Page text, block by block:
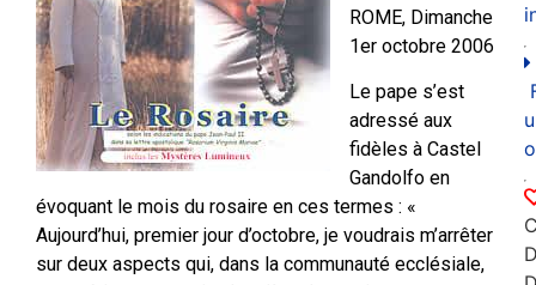
ROME, Dimanche
1er octobre 2006
Le pape s’est
adressé aux
fidèles à Castel
Gandolfo en
évoquant le mois du rosaire en ces termes : «
Aujourd’hui, premier jour d’octobre, je voudrais m’arrêter
sur deux aspects qui, dans la communauté ecclésiale,